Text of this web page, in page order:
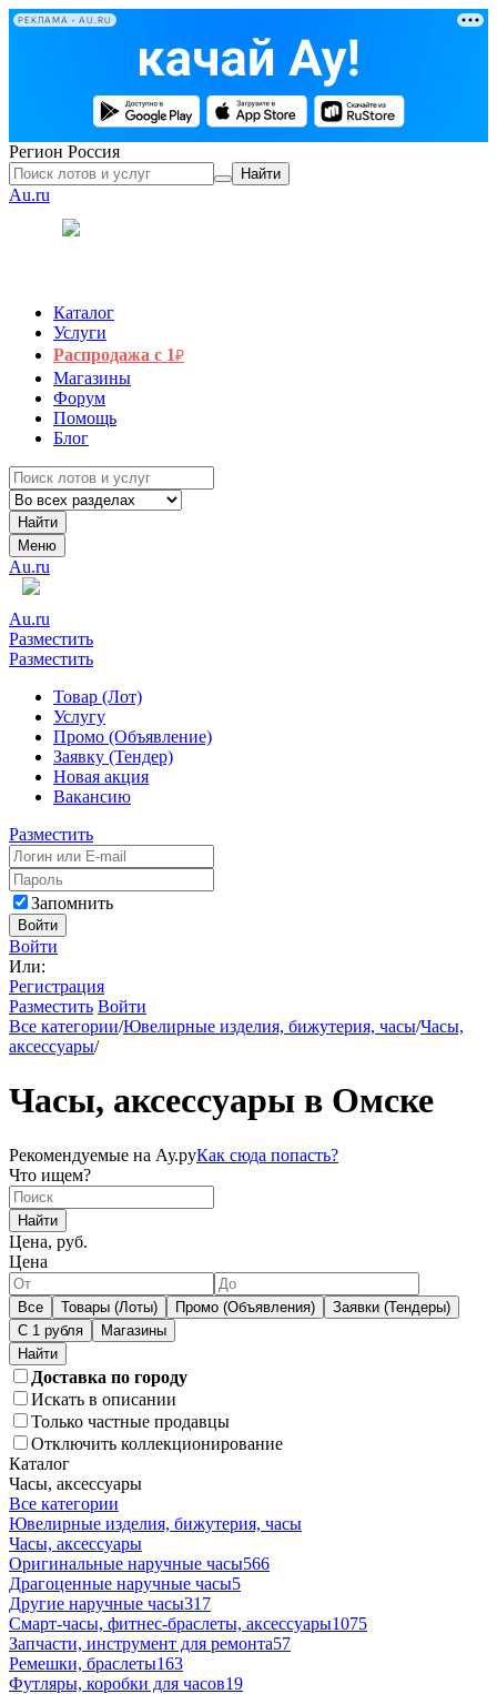
РЕКЛАМА • AU.RU
Регион Россия
Найти
Au.ru
Каталог
Услуги
Распродажа с 1₽
Магазины
Форум
Помощь
Блог
Найти
Меню
Au.ru
Au.ru
Разместить
Разместить
Товар (Лот)
Услугу
Промо (Объявление)
Заявку (Тендер)
Новая акция
Вакансию
Разместить
Запомнить
Войти
Войти
Или:
Регистрация
Разместить Войти
Все категории/Ювелирные изделия, бижутерия, часы/Часы,
аксессуары/
Часы, аксессуары в Омске
Рекомендуемые на Ау.руКак сюда попасть?
Что ищем?
Найти
Цена, руб.
Цена
Все Товары (Лоты) Промо (Объявления)
Заявки (Тендеры)
С 1 рубля
Магазины
Доставка по городу
Искать в описании
Только частные продавцы
Отключить коллекционирование
Каталог
Часы, аксессуары
Все категории
Ювелирные изделия, бижутерия, часы
Часы, аксессуары
Оригинальные наручные часы566
Драгоценные наручные часы5
Другие наручные часы317
Смарт-часы, фитнес-браслеты, аксессуары1075
Запчасти, инструмент для ремонта57
Ремешки, браслеты163
Футляры, коробки для часов19